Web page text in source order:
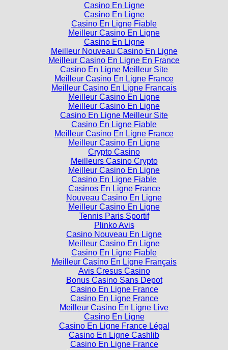
Casino En Ligne
Casino En Ligne
Casino En Ligne Fiable
Meilleur Casino En Ligne
Casino En Ligne
Meilleur Nouveau Casino En Ligne
Meilleur Casino En Ligne En France
Casino En Ligne Meilleur Site
Meilleur Casino En Ligne France
Meilleur Casino En Ligne Francais
Meilleur Casino En Ligne
Meilleur Casino En Ligne
Casino En Ligne Meilleur Site
Casino En Ligne Fiable
Meilleur Casino En Ligne France
Meilleur Casino En Ligne
Crypto Casino
Meilleurs Casino Crypto
Meilleur Casino En Ligne
Casino En Ligne Fiable
Casinos En Ligne France
Nouveau Casino En Ligne
Meilleur Casino En Ligne
Tennis Paris Sportif
Plinko Avis
Casino Nouveau En Ligne
Meilleur Casino En Ligne
Casino En Ligne Fiable
Meilleur Casino En Ligne Français
Avis Cresus Casino
Bonus Casino Sans Depot
Casino En Ligne France
Casino En Ligne France
Meilleur Casino En Ligne Live
Casino En Ligne
Casino En Ligne France Légal
Casino En Ligne Cashlib
Casino En Ligne France